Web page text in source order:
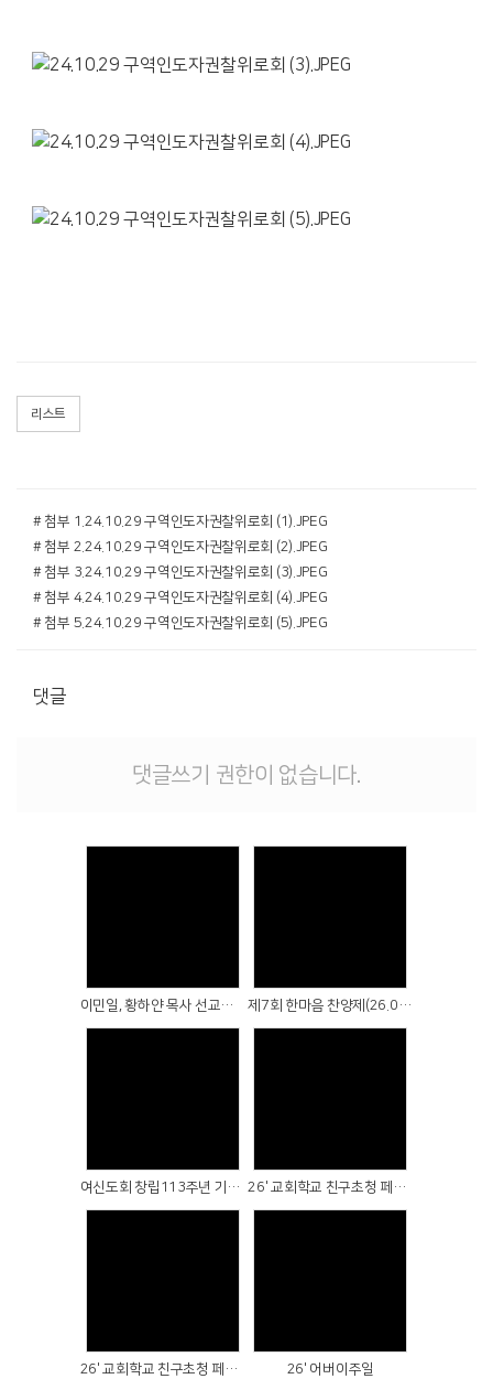
리스트
# 첨부 1.24.10.29 구역인도자권찰위로회 (1).JPEG
# 첨부 2.24.10.29 구역인도자권찰위로회 (2).JPEG
# 첨부 3.24.10.29 구역인도자권찰위로회 (3).JPEG
# 첨부 4.24.10.29 구역인도자권찰위로회 (4).JPEG
# 첨부 5.24.10.29 구역인도자권찰위로회 (5).JPEG
댓글
댓글쓰기 권한이 없습니다.
이민일, 황하얀 목사 선교보고예배(26.08.02) 제7회 한마음 찬양제(26.07.05)
여신도회 창립113주년 기념예배(26.06.14) 26' 교회학교 친구초청 페스티벌(26.05.24)
26' 교회학교 친구초청 페스티벌-포토월(26.05.24) 26' 어버이주일